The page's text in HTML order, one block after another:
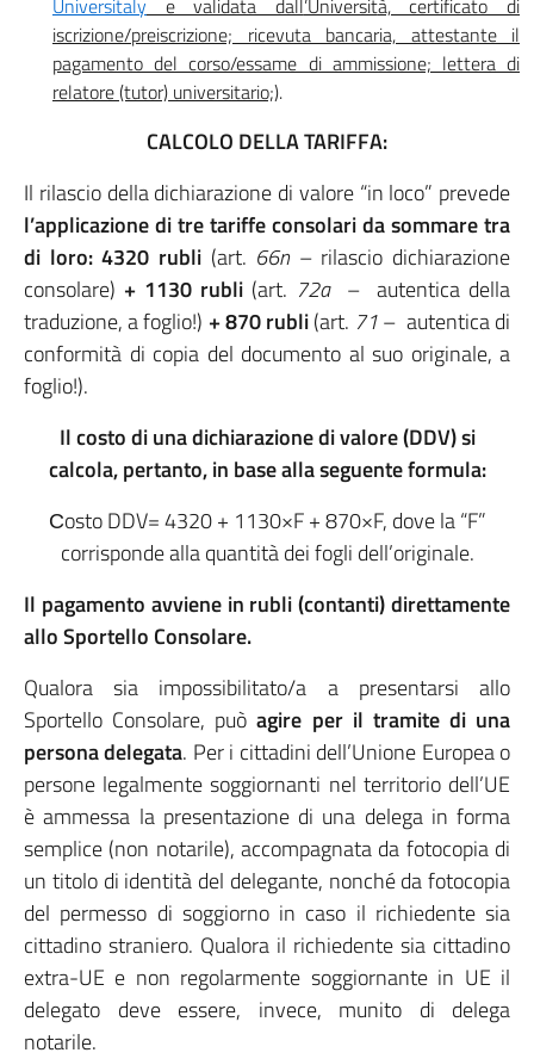
Universitaly e validata dall’Università, certificato di
iscrizione/preiscrizione; ricevuta bancaria, attestante il
pagamento del corso/essame di ammissione; lettera di
relatore (tutor) universitario;).
CALCOLO DELLA TARIFFA:
Il rilascio della dichiarazione di valore “in loco” prevede
l’applicazione di tre tariffe consolari da sommare tra
di loro: 4320 rubli(art. 66n– rilascio dichiarazione
consolare) + 1130 rubli (art. 72a– autentica della
traduzione, a foglio!) + 870 rubli(art. 71– autentica di
conformità di copia del documento al suo originale, a
foglio!).
Il costo di una dichiarazione di valore (DDV) si
calcola, pertanto, in base alla seguente formula:
Сosto DDV= 4320 + 1130×F + 870×F, dove la “F”
corrisponde alla quantità dei fogli dell’originale.
Il pagamento avviene in rubli (contanti) direttamente
allo Sportello Consolare.
Qualora sia impossibilitato/a a presentarsi allo
Sportello Consolare, puòagire per il tramite di una
persona delegata. Per i cittadini dell’Unione Europea o
persone legalmente soggiornanti nel territorio dell’UE
è ammessa la presentazione di una delega in forma
semplice (non notarile), accompagnata da fotocopia di
un titolo di identità del delegante, nonché da fotocopia
del permesso di soggiorno in caso il richiedente sia
cittadino straniero. Qualora il richiedente sia cittadino
extra-UE e non regolarmente soggiornante in UE il
delegato deve essere, invece, munito di delega
notarile.